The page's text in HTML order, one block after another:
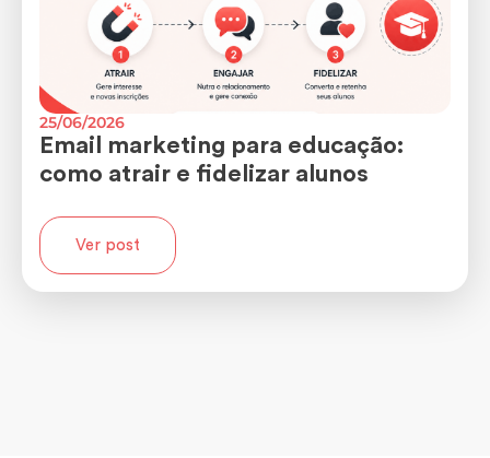
25/06/2026
Email marketing para educação:
como atrair e fidelizar alunos
Ver post